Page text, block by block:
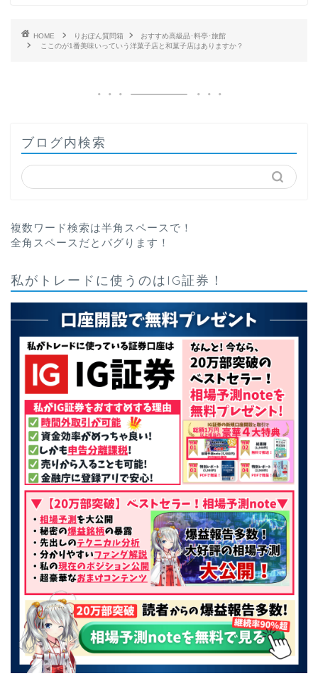
HOME りおぽん質問箱
おすすめ高級品･料亭･旅館
ここのが1番美味いっていう洋菓子店と和菓子店はありますか？
ブログ内検索
複数ワード検索は半角スペースで！
全角スペースだとバグります！
私がトレードに使うのはIG証券！